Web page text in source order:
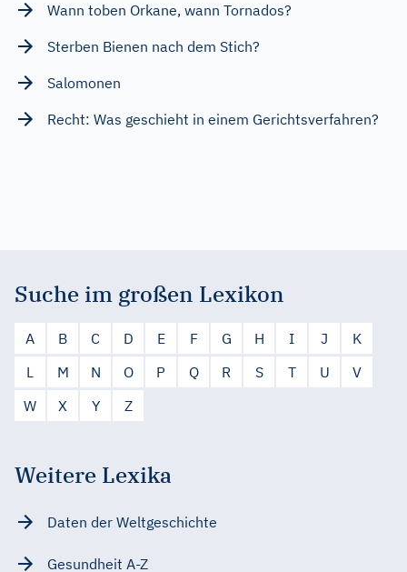
Wann toben Orkane, wann Tornados?
Sterben Bienen nach dem Stich?
Salomonen
Recht: Was geschieht in einem Gerichtsverfahren?
Suche im großen Lexikon
A B C D E F G H I J
K
L
M N O P Q R S T U
V
W
X Y Z
Weitere Lexika
Daten der Weltgeschichte
Gesundheit A-Z